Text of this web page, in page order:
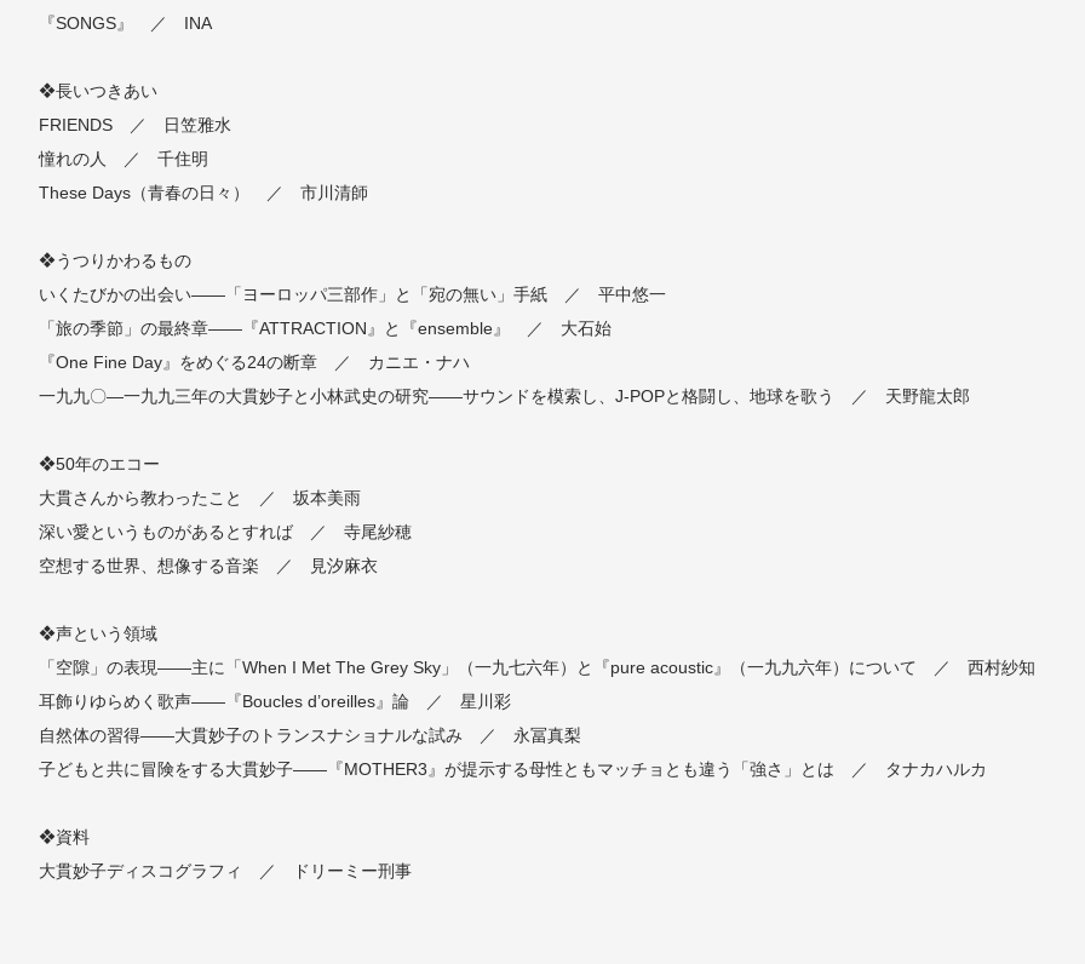
『SONGS』 ／ INA
❖長いつきあい
FRIENDS ／ 日笠雅水
憧れの人 ／ 千住明
These Days（青春の日々） ／ 市川清師
❖うつりかわるもの
いくたびかの出会い――「ヨーロッパ三部作」と「宛の無い」手紙 ／ 平中悠一
「旅の季節」の最終章――『ATTRACTION』と『ensemble』 ／ 大石始
『One Fine Day』をめぐる24の断章 ／ カニエ・ナハ
一九九〇―一九九三年の大貫妙子と小林武史の研究――サウンドを模索し、J-POPと格闘し、地球を歌う ／ 天野龍太郎
❖50年のエコー
大貫さんから教わったこと ／ 坂本美雨
深い愛というものがあるとすれば ／ 寺尾紗穂
空想する世界、想像する音楽 ／ 見汐麻衣
❖声という領域
「空隙」の表現――主に「When I Met The Grey Sky」（一九七六年）と『pure acoustic』（一九九六年）について ／ 西村紗知
耳飾りゆらめく歌声――『Boucles d’oreilles』論 ／ 星川彩
自然体の習得――大貫妙子のトランスナショナルな試み ／ 永冨真梨
子どもと共に冒険をする大貫妙子――『MOTHER3』が提示する母性ともマッチョとも違う「強さ」とは ／ タナカハルカ
❖資料
大貫妙子ディスコグラフィ ／ ドリーミー刑事